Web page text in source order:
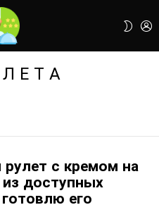
с кремом на
доступных
его